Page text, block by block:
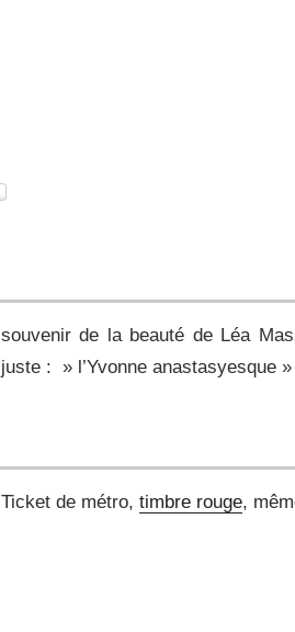
souvenir de la beauté de Léa
juste : » l’Yvonne anastasyesque »
Ticket de métro, timbre rouge,